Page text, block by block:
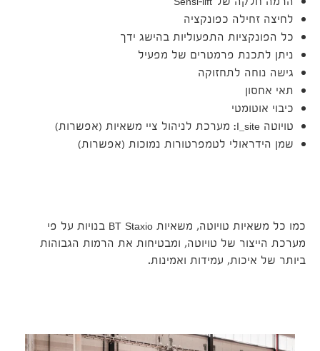
הרמה חלקה של Sensi-lift
לחיצה זחילה כפונקציה
כל הפונקציות התפעוליות בהישג ידך
ניתן לתכנת פרמטרים של מפעיל
גישה נוחה לתחזוקה
תאי אחסון
כיבוי אוטומטי
טויוטה I_site: מערכת לניהול ציי משאיות (אפשרות)
שמן הידראולי לטמפרטורות נמוכות (אפשרות)
כמו כל משאיות טויוטה, משאיות BT Staxio בנויות על פי
מערכת הייצור של טויוטה, ומבטיחות את הרמות הגבוהות
ביותר של איכות, עמידות ואמינות.